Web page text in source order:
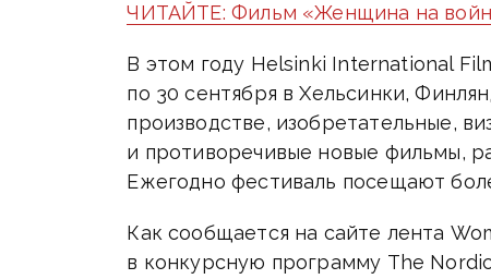
ЧИТАЙТЕ: Фильм «Женщина на
В этом году Helsinki International
по 30 сентября в Хельсинки,
производстве, изобретательные,
и противоречивые новые фильмы,
Ежегодно фестиваль посещают
Как сообщается на сайте лента
в конкурсную программу The